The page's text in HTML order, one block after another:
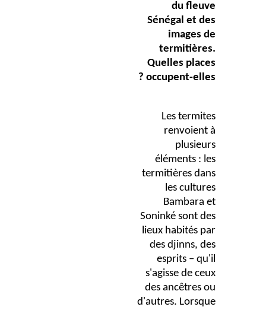
du fleuve
Sénégal et des
images de
termitières.
Quelles places
occupent-elles ?
Les termites
renvoient à
plusieurs
éléments : les
termitières dans
les cultures
Bambara et
Soninké sont des
lieux habités par
des djinns, des
esprits – qu'il
s'agisse de ceux
des ancêtres ou
d'autres. Lorsque